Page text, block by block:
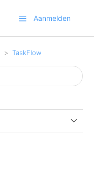
Aanmelden
TaskFlow